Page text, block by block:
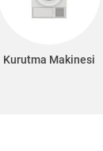
Kurutma Makinesi